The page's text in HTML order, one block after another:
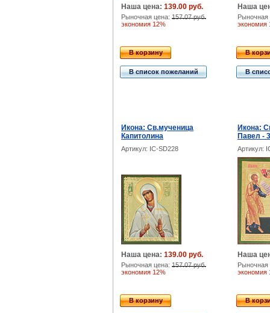
Наша цена: 139.00 руб.
Рыночная цена: 157.07 руб.
экономия 12%
Наша
экономия
В корзину
В список пожеланий
В
В
Икона: Св.мученица
Капитолина
Икона:
Павел - 3
Артикул: IC-SD228 Артикул:
Наша цена: 139.00 руб.
Рыночная цена: 157.07 руб.
экономия 12%
Наша
экономия
В корзину В